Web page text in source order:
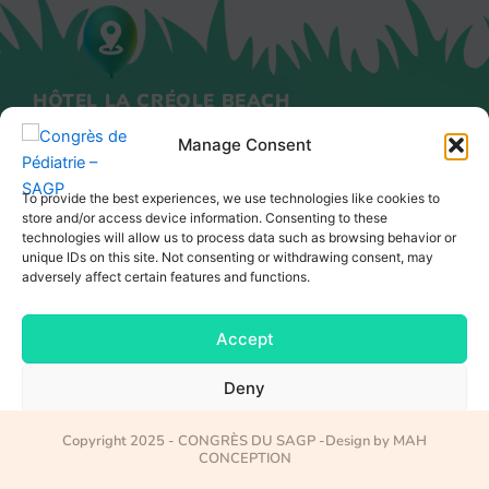
Manage Consent
To provide the best experiences, we use technologies like cookies to
store and/or access device information. Consenting to these
technologies will allow us to process data such as browsing behavior or
unique IDs on this site. Not consenting or withdrawing consent, may
adversely affect certain features and functions.
Accept
Deny
View preferences
HÔTEL LA CRÉOLE BEACH
POINTE DE LA VERDURE
97190 GOSIER - GUADELOUPE
Copyright 2025 - CONGRÈS DU SAGP -Design by MAH
CONCEPTION